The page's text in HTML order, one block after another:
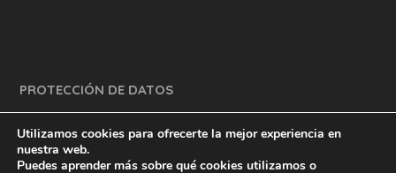
PROTECCIÓN DE DATOS
Utilizamos cookies para ofrecerte la mejor experiencia en
nuestra web.
Puedes aprender más sobre qué cookies utilizamos o